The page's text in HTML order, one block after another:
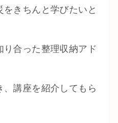
きちんと学びたいと
合った整理収納アド
講座を紹介してもら